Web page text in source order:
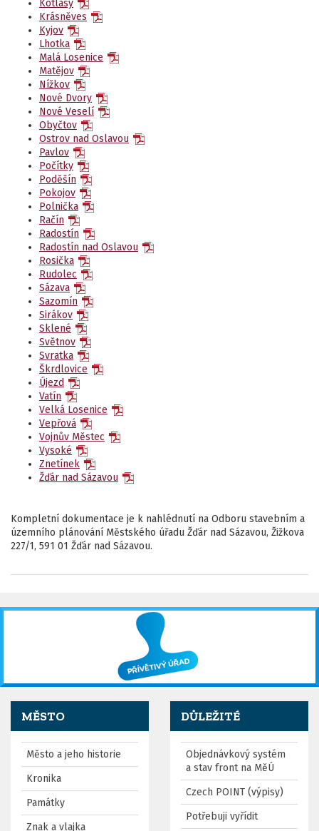
Kotlasy
Krásněves
Kyjov
Lhotka
Malá Losenice
Matějov
Nížkov
Nové Dvory
Nové Veselí
Obyčtov
Ostrov nad Oslavou
Pavlov
Počítky
Poděšín
Pokojov
Polnička
Račín
Radostín
Radostín nad Oslavou
Rosička
Rudolec
Sázava
Sazomín
Sirákov
Sklené
Světnov
Svratka
Škrdlovice
Újezd
Vatín
Velká Losenice
Vepřová
Vojnův Městec
Vysoké
Znetínek
Žďár nad Sázavou
Kompletní dokumentace je k nahlédnutí na Odboru stavebním a
územního plánování Městského úřadu Žďár nad Sázavou, Žižkova
227/1, 591 01 Žďár nad Sázavou.
MĚSTO
Město a jeho historie
Kronika
Památky
Znak a vlajka
DŮLEŽITÉ
Objednávkový systém
a stav front na MěÚ
Czech POINT (výpisy)
Potřebuji vyřídit